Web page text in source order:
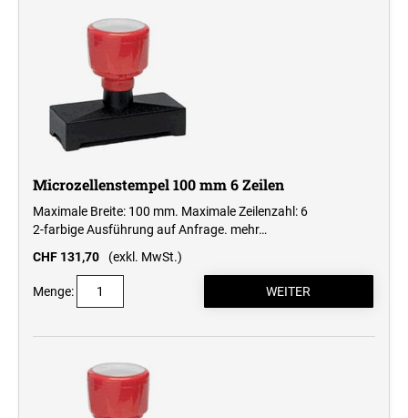
Microzellenstempel 100 mm 6 Zeilen
Maximale Breite: 100 mm. Maximale Zeilenzahl: 6
2-farbige Ausführung auf Anfrage. mehr…
CHF 131,70
(exkl. MwSt.)
Menge: